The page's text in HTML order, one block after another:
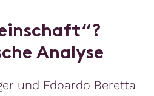
inschaft“?
che Analyse
und Edoardo Beretta